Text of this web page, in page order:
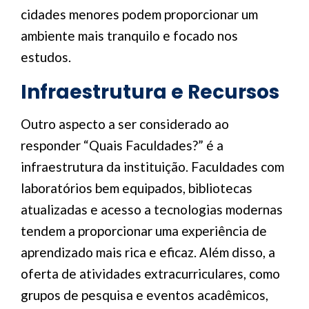
cidades menores podem proporcionar um
ambiente mais tranquilo e focado nos
estudos.
Infraestrutura e Recursos
Outro aspecto a ser considerado ao
responder “Quais Faculdades?” é a
infraestrutura da instituição. Faculdades com
laboratórios bem equipados, bibliotecas
atualizadas e acesso a tecnologias modernas
tendem a proporcionar uma experiência de
aprendizado mais rica e eficaz. Além disso, a
oferta de atividades extracurriculares, como
grupos de pesquisa e eventos acadêmicos,